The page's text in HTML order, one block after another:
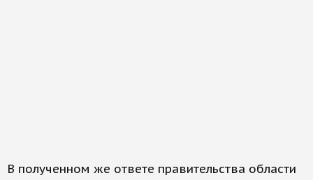
В полученном же ответе правительства области